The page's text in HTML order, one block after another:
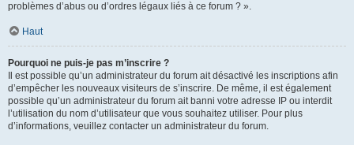
problèmes d’abus ou d’ordres légaux liés à ce forum ? ».
Haut
Pourquoi ne puis-je pas m’inscrire ?
Il est possible qu’un administrateur du forum ait désactivé les inscriptions afin
d’empêcher les nouveaux visiteurs de s’inscrire. De même, il est également
possible qu’un administrateur du forum ait banni votre adresse IP ou interdit
l’utilisation du nom d’utilisateur que vous souhaitez utiliser. Pour plus
d’informations, veuillez contacter un administrateur du forum.